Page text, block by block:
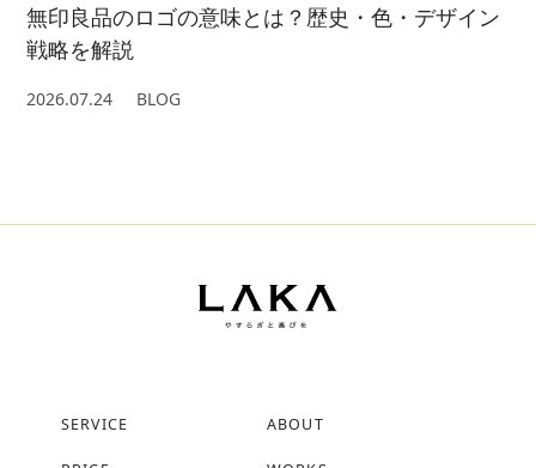
無印良品のロゴの意味とは？歴史・色・デザイン
戦略を解説
2026.07.24 BLOG
SERVICE ABOUT